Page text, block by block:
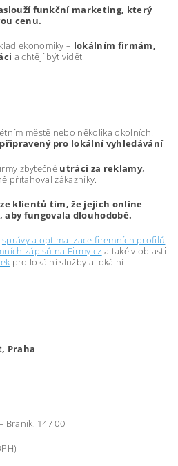
funkční marketing, který
cenu.
ekonomiky – lokálním firmám,
a chtějí být vidět.
městě nebo několika okolních.
pro lokální vyhledávání.
zbytečně utrácí za reklamy,
přitahoval zákazníky.
klientů tím, že jejich online
fungovala dlouhodobě.
správy a optimalizace firemních profilů
zápisů na Firmy.cz a také v oblasti
pro lokální služby a lokální
Praha
Braník, 147 00